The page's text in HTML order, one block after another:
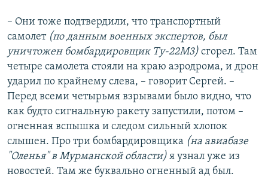
Auto 240p 360p 480p
720p
– Они тоже подтвердили, что транспортный
самолет (по данным военных экспертов, был
уничтожен бомбардировщик Ту-22М3) сгорел. Там
четыре самолета стояли на краю аэродрома, и дрон
ударил по крайнему слева, – говорит Сергей. –
Перед всеми четырьмя взрывами было видно, что
как будто сигнальную ракету запустили, потом –
огненная вспышка и следом сильный хлопок
слышен. Про три бомбардировщика (на авиабазе
"Оленья" в Мурманской области) я узнал уже из
новостей. Там же буквально огненный ад был.